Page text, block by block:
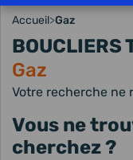
Accueil>Gaz
BOUCLIERS
Gaz
Votre recherche ne
Vous ne
cherchez ?